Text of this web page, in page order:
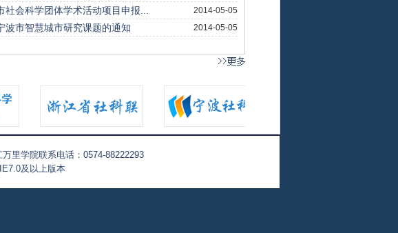
里学院联系电话：0574-88222293